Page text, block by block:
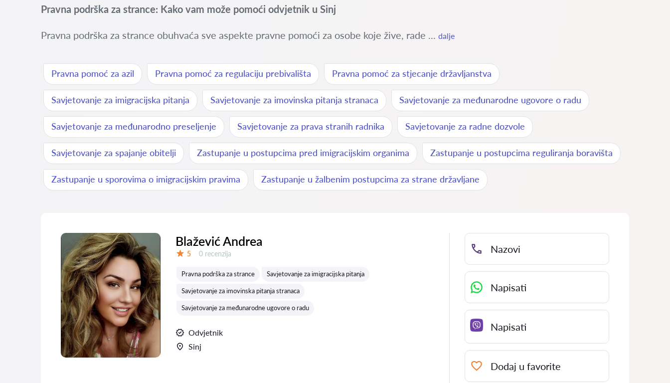
Pravna podrška za strance: Kako vam može pomoći odvjetnik u Sinj
Pravna podrška za strance obuhvaća sve aspekte pravne pomoći za osobe koje žive, rade ... dalje
Pravna pomoć za azil Pravna pomoć za regulaciju prebivališta Pravna pomoć za stjecanje državljanstva
Savjetovanje za imigracijska pitanja Savjetovanje za imovinska pitanja stranaca Savjetovanje za međunarodne ugovore o radu
Savjetovanje za međunarodno preseljenje Savjetovanje za prava stranih radnika Savjetovanje za radne dozvole
Savjetovanje za spajanje obitelji Zastupanje u postupcima pred imigracijskim organima Zastupanje u postupcima reguliranja boravišta
Zastupanje u sporovima o imigracijskim pravima Zastupanje u žalbenim postupcima za strane državljane
Blažević Andrea
5 Recenzija:
0 recenzija
Pravna podrška za strance Savjetovanje za imigracijska pitanja
Savjetovanje za imovinska pitanja stranaca
Savjetovanje za međunarodne ugovore o radu
Odvjetnik
Sinj
Nazovi
Napisati
Napisati
Dodaj u favorite